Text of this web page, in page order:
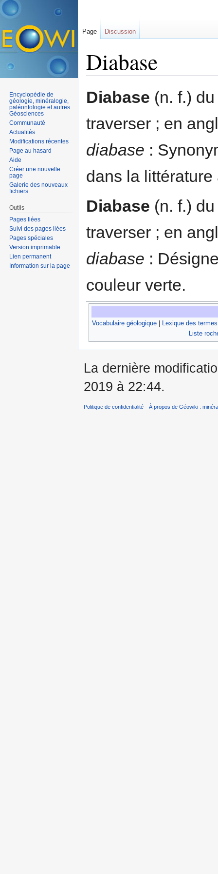
Diabase
Diabase (n. f.)
traverser ; en
diabase :
dans la
Diabase (n. f.)
traverser ; en
diabase :
couleur verte.
Vocabulaire géologique
Lexique des
Liste
Page Discussion
Encyclopédie de
géologie, minéralogie,
paléontologie et autres
Géosciences
Communauté
Actualités
Modifications récentes
Page au hasard
Aide
Créer une nouvelle
page
Galerie des nouveaux
fichiers
Outils
Pages liées
Suivi des pages liées
Pages spéciales
Version imprimable
Lien permanent
Information sur la page
La dernière
2019 à 22:44.
Politique de confidentialité À propos de Géowiki :